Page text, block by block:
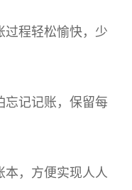
过程轻松愉快，少
忘记记账，保留每
本，方便实现人人